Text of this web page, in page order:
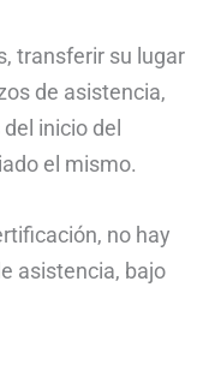
transferir su lugar
de asistencia,
inicio del
el mismo.
no hay
asistencia, bajo